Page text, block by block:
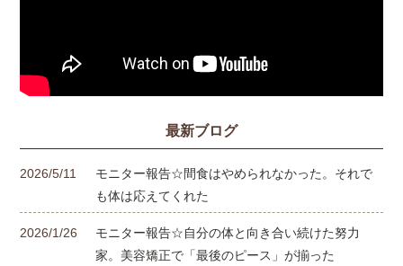
最新ブログ
2026/5/11
モニター報告☆間食はやめられなかった。それで
も体は応えてくれた
2026/1/26
モニター報告☆自分の体と向き合い続けた努力
家。美容矯正で「最後のピース」が揃った